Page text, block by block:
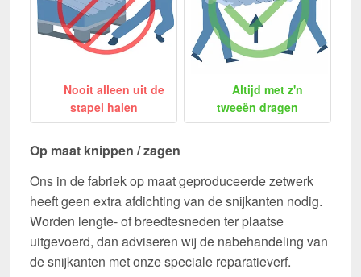
Nooit alleen uit de
stapel halen
Altijd met z'n
tweeën dragen
Op maat knippen / zagen
Ons in de fabriek op maat geproduceerde zetwerk
heeft geen extra afdichting van de snijkanten nodig.
Worden lengte- of breedtesneden ter plaatse
uitgevoerd, dan adviseren wij de nabehandeling van
de snijkanten met onze speciale reparatieverf.